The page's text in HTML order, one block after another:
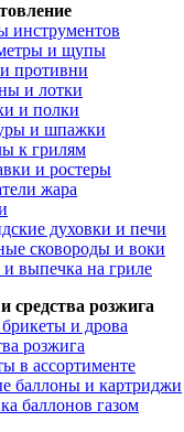
инструментов
и щупы
противни
и лотки
и полки
и шпажки
к грилям
и ростеры
жара
духовки и печи
сковороды и воки
выпечка на гриле
средства розжига
и дрова
розжига
в ассортименте
баллоны и картриджи
баллонов газом